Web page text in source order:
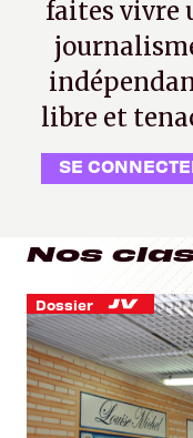
faites vivre
libre et
SE
Nos
Dossier